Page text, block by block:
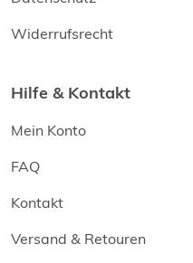
Widerrufsrecht
Hilfe & Kontakt
Mein Konto
FAQ
Kontakt
Versand & Retouren